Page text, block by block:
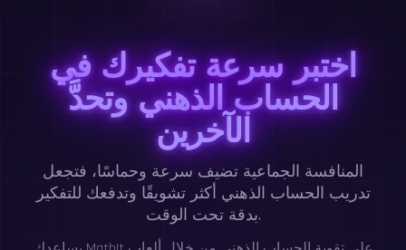
اختبر سرعة تفكيرك في
الحساب الذهني وتحدَّ
الآخرين
المنافسة الجماعية تضيف سرعة وحماسًا، فتجعل
تدريب الحساب الذهني أكثر تشويقًا وتدفعك للتفكير
بدقة تحت الوقت.